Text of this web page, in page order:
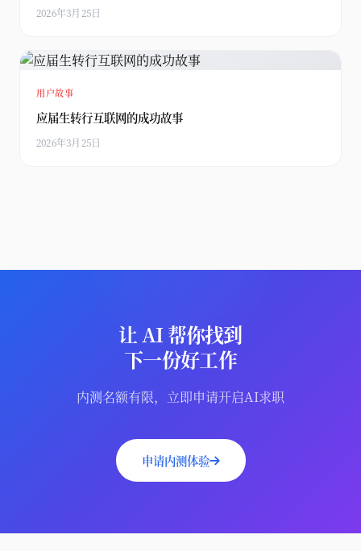
2026年3月25日
用户故事
应届生转行互联网的成功故事
2026年3月25日
让 AI 帮你找到
下一份好工作
内测名额有限，立即申请开启AI求职
申请内测体验